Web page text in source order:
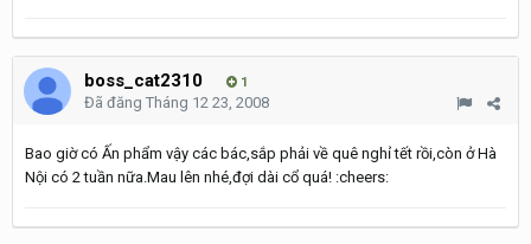
boss_cat2310 1
Đã đăng Tháng 12 23, 2008
Bao giờ có Ấn phẩm vậy các bác,sắp phải về quê nghỉ tết rồi,còn ở Hà
Nội có 2 tuần nữa.Mau lên nhé,đợi dài cổ quá! :cheers: